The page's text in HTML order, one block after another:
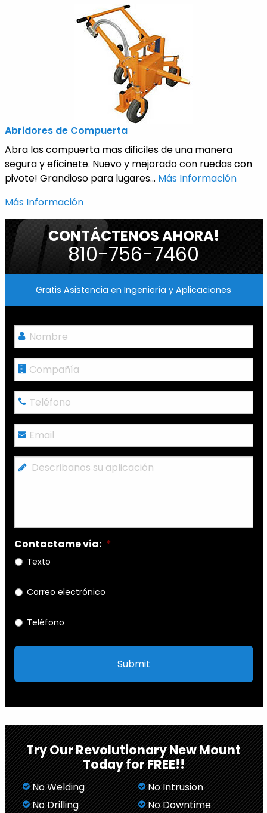
Abridores de Compuerta
Abra las compuerta mas dificiles de una manera
segura y eficinete. Nuevo y mejorado con ruedas con
pivote! Grandioso para lugares... Más Información
Más Información
CONTÁCTENOS AHORA!
810-756-7460
Gratis Asistencia en Ingeniería y Aplicaciones
Nombre
Compañía
Teléfono
Email *
Describanos
su
Contactame via: *
Texto
Correo electrónico
Teléfono
Try Our Revolutionary New Mount
Today for FREE!!
No Welding
No Drilling
No Intrusion
No Downtime